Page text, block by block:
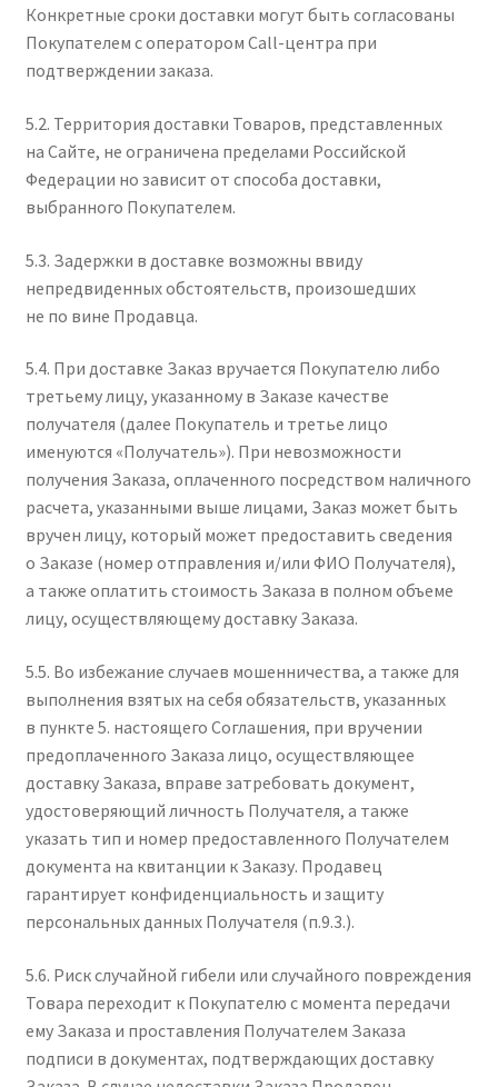
Конкретные сроки доставки могут быть согласованы
Покупателем с оператором Call-центра при
подтверждении заказа.
5.2. Территория доставки Товаров, представленных
на Сайте, не ограничена пределами Российской
Федерации но зависит от способа доставки,
выбранного Покупателем.
5.3. Задержки в доставке возможны ввиду
непредвиденных обстоятельств, произошедших
не по вине Продавца.
5.4. При доставке Заказ вручается Покупателю либо
третьему лицу, указанному в Заказе качестве
получателя (далее Покупатель и третье лицо
именуются «Получатель»). При невозможности
получения Заказа, оплаченного посредством наличного
расчета, указанными выше лицами, Заказ может быть
вручен лицу, который может предоставить сведения
о Заказе (номер отправления и/или ФИО Получателя),
а также оплатить стоимость Заказа в полном объеме
лицу, осуществляющему доставку Заказа.
5.5. Во избежание случаев мошенничества, а также для
выполнения взятых на себя обязательств, указанных
в пункте 5. настоящего Соглашения, при вручении
предоплаченного Заказа лицо, осуществляющее
доставку Заказа, вправе затребовать документ,
удостоверяющий личность Получателя, а также
указать тип и номер предоставленного Получателем
документа на квитанции к Заказу. Продавец
гарантирует конфиденциальность и защиту
персональных данных Получателя (п.9.3.).
5.6. Риск случайной гибели или случайного повреждения
Товара переходит к Покупателю с момента передачи
ему Заказа и проставления Получателем Заказа
подписи в документах, подтверждающих доставку